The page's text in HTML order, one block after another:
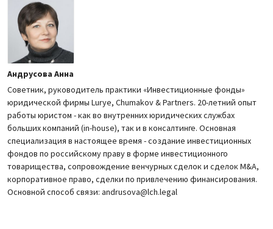
Андрусова Анна
Советник, руководитель практики «Инвестиционные фонды»
юридической фирмы Lurye, Chumakov & Partners. 20-летний опыт
работы юристом - как во внутренних юридических службах
больших компаний (in-house), так и в консалтинге. Основная
специализация в настоящее время - создание инвестиционных
фондов по российскому праву в форме инвестиционного
товарищества, сопровождение венчурных сделок и сделок M&A,
корпоративное право, сделки по привлечению финансирования.
Основной способ связи: andrusova@lch.legal